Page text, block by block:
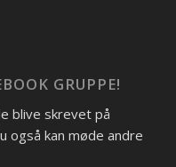
GRUPPE!
blive skrevet på
også kan møde andre